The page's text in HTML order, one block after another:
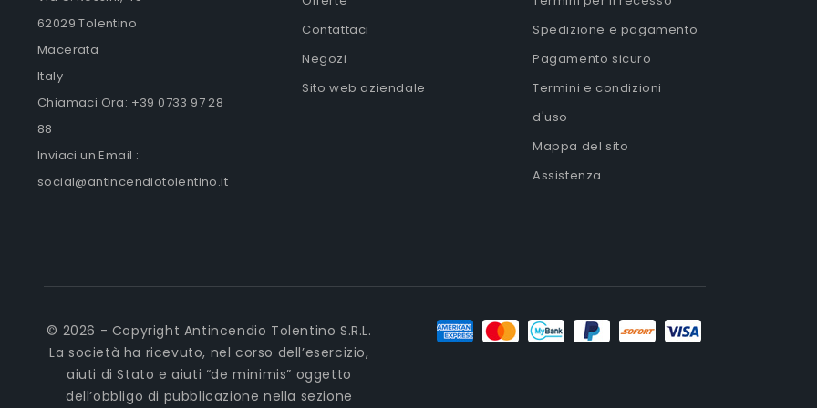
62029 Tolentino
Macerata
Italy
Chiamaci Ora: +39 0733 97 28
88
Inviaci un Email :
social@antincendiotolentino.it
Contattaci
Negozi
Sito web aziendale
Spedizione e pagamento
Pagamento sicuro
Termini e condizioni
d'uso
Mappa del sito
Assistenza
© 2026 - Copyright Antincendio Tolentino S.R.L.
La società ha ricevuto, nel corso dell’esercizio,
aiuti di Stato e aiuti “de minimis” oggetto
dell’obbligo di pubblicazione nella sezione